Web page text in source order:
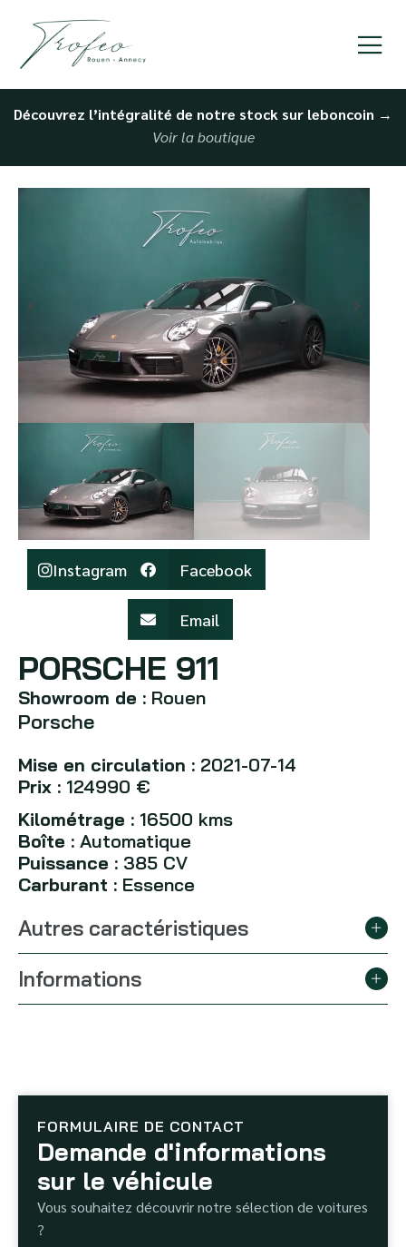
Découvrez l’intégralité de notre stock sur leboncoin →
Voir la boutique
Instagram Facebook
Email
PORSCHE 911
Showroom de : Rouen
Porsche
Mise en circulation : 2021-07-14
Prix : 124990 €
Kilométrage : 16500 kms
Boîte : Automatique
Puissance : 385 CV
Carburant : Essence
Autres caractéristiques
Informations
FORMULAIRE DE CONTACT
Demande d'informations
sur le véhicule
Vous souhaitez découvrir notre sélection de voitures
?